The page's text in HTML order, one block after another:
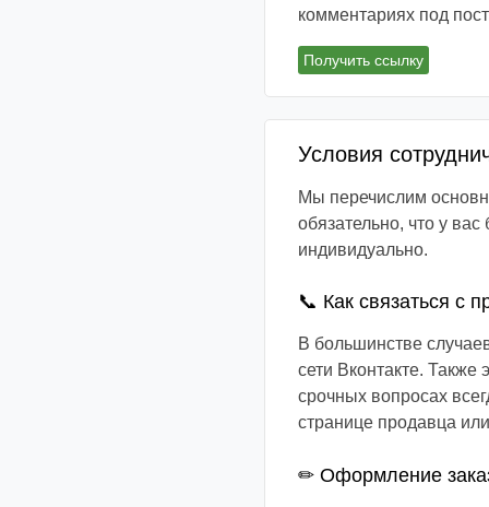
комментариях под
Получить ссылку
Условия
Мы перечислим
обязательно, что у
индивидуально.
📞 Как связаться с
В большинстве
сети Вконтакте.
срочных вопросах
странице продавца
✏ Оформление